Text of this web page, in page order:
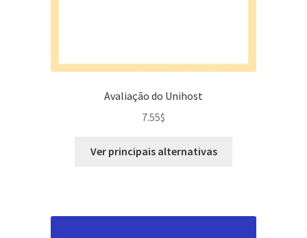
Avaliação do Unihost
7.55$
Ver principais alternativas